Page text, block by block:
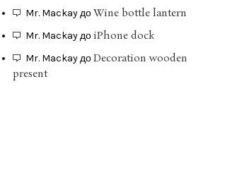
Mr. MackayдоWine bottle lantern
Mr. MackayдоiPhone dock
Mr. MackayдоDecoration wooden
present